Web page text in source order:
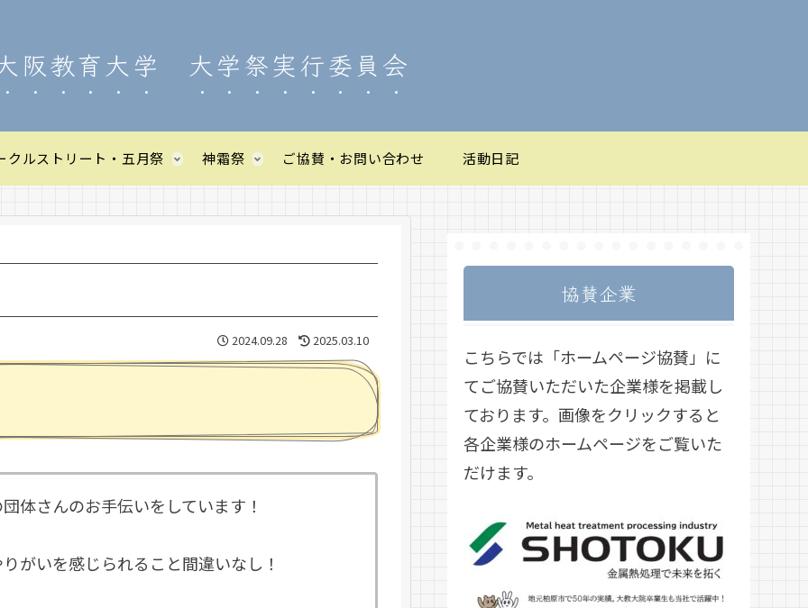
阪教育大学 大学祭実行委員会
クルストリート・五月祭 神霜祭 ご協賛・お問い合わせ 活動日記
2024.09.28 2025.03.10
体さんのお手伝いをしています！
がいを感じられること間違いなし！
協賛企業
こちらでは「ホームページ協賛」に
てご協賛いただいた企業様を掲載し
ております。画像をクリックすると
各企業様のホームページをご覧いた
だけます。